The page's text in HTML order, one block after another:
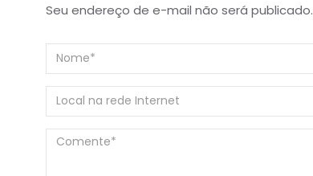
Seu endereço de e-mail não será publicado.